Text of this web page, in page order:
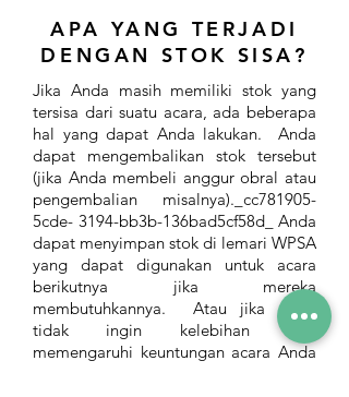
APA YANG TERJADI
DENGAN STOK SISA?
Jika Anda masih memiliki stok yang
tersisa dari suatu acara, ada beberapa
hal yang dapat Anda lakukan. Anda
dapat mengembalikan stok tersebut
(jika Anda membeli anggur obral atau
pengembalian misalnya)._cc781905-
5cde- 3194-bb3b-136bad5cf58d_ Anda
dapat menyimpan stok di lemari WPSA
yang dapat digunakan untuk acara
berikutnya jika mereka
membutuhkannya. Atau jika Anda
tidak ingin kelebihan stok
memengaruhi keuntungan acara Anda